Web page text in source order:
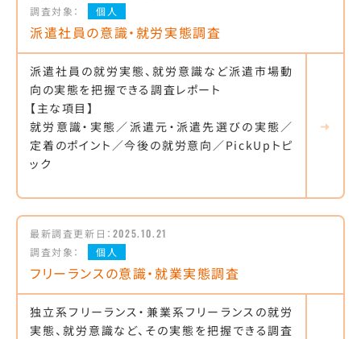
調査対象：
個人
派遣社員の意識・就労実態調査
派遣社員の就労実態、就労意識など派遣市場動
向の実態を把握できる調査レポート
【主な項目】
就労意識・実態／派遣元・派遣先選びの実態／
定着のポイント／今後の就労意向／PickUpトピ
ック
最新調査更新日： 2025.10.21
調査対象：
個人
フリーランスの意識・就業実態調査
独立系フリーランス・兼業系フリーランスの就労
実態、就労意識など、その実態を把握できる調査